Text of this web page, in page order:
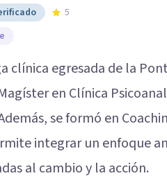
5
clínica egresada de la
en Clínica
se formó en
integrar un enfoque
al cambio y la acción.